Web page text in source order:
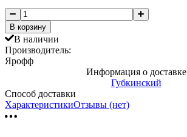
В корзину
В наличии
Производитель:
Ярофф
Информация о доставке
Губкинский
Способ доставки
ХарактеристикиОтзывы (нет)